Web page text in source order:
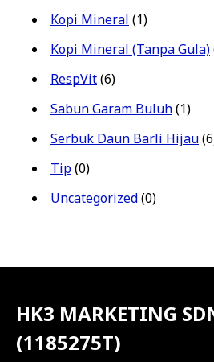
Kopi Mineral (1)
Kopi Mineral (Tanpa Gula)
RespVit(6)
Sabun Garam Buluh(1)
Serbuk Daun Barli Hijau
Tip(0)
Uncategorized(0)
HK3 MARKETING
(1185275T)